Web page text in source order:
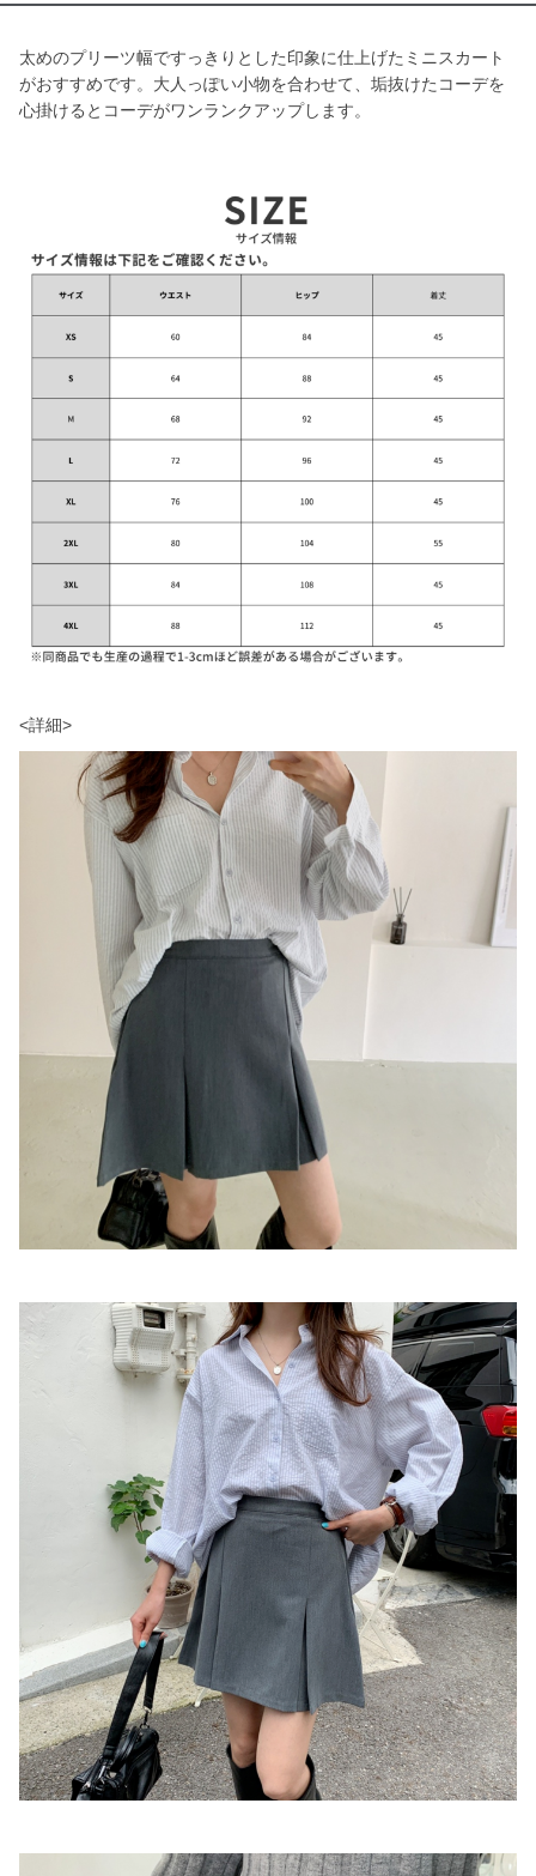
太めのプリーツ幅ですっきりとした印象に仕上げたミニスカート
がおすすめです。大人っぽい小物を合わせて、垢抜けたコーデを
心掛けるとコーデがワンランクアップします。